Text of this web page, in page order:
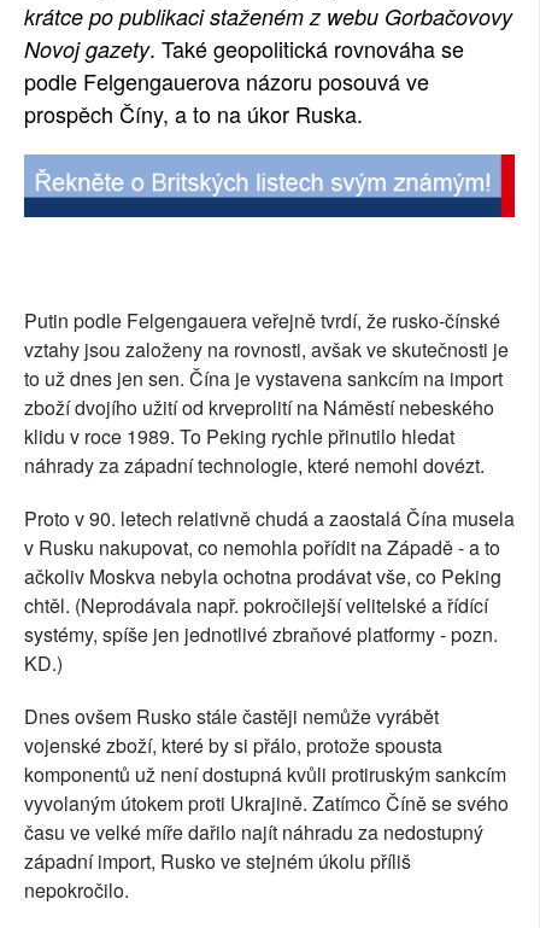
PLNÁ VERZE STRÁNEK
krátce po publikaci staženém z webu Gorbačovovy
Novoj gazety. Také geopolitická rovnováha se
podle Felgengauerova názoru posouvá ve
prospěch Číny, a to na úkor Ruska.
Putin podle Felgengauera veřejně tvrdí, že rusko-čínské
vztahy jsou založeny na rovnosti, avšak ve skutečnosti je
to už dnes jen sen. Čína je vystavena sankcím na import
zboží dvojího užití od krveprolití na Náměstí nebeského
klidu v roce 1989. To Peking rychle přinutilo hledat
náhrady za západní technologie, které nemohl dovézt.
Proto v 90. letech relativně chudá a zaostalá Čína musela
v Rusku nakupovat, co nemohla pořídit na Západě - a to
ačkoliv Moskva nebyla ochotna prodávat vše, co Peking
chtěl. (Neprodávala např. pokročilejší velitelské a řídící
systémy, spíše jen jednotlivé zbraňové platformy - pozn.
KD.)
Dnes ovšem Rusko stále častěji nemůže vyrábět
vojenské zboží, které by si přálo, protože spousta
komponentů už není dostupná kvůli protiruským sankcím
vyvolaným útokem proti Ukrajině. Zatímco Číně se svého
času ve velké míře dařilo najít náhradu za nedostupný
západní import, Rusko ve stejném úkolu příliš
nepokročilo.